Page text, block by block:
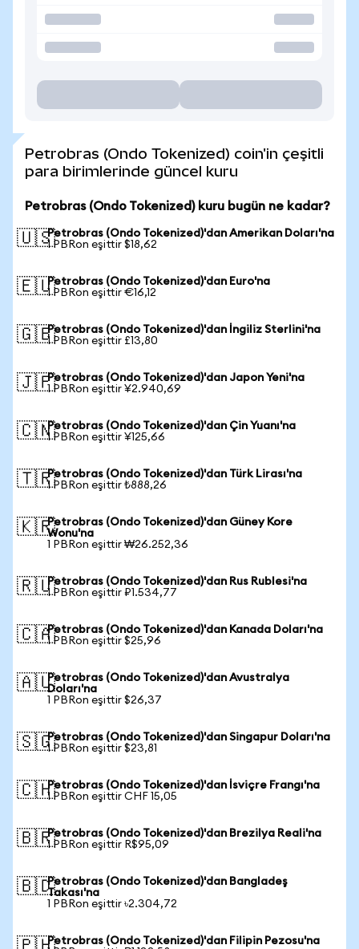
Petrobras (Ondo Tokenized) coin'in çeşitli
para birimlerinde güncel kuru
Petrobras (Ondo Tokenized) kuru bugün ne kadar?
🇺🇸Petrobras (Ondo Tokenized)'dan Amerikan Doları'na
1 PBRon eşittir $18,62
🇪🇺Petrobras (Ondo Tokenized)'dan Euro'na
1 PBRon eşittir €16,12
🇬🇧Petrobras (Ondo Tokenized)'dan İngiliz Sterlini'na
1 PBRon eşittir £13,80
🇯🇵Petrobras (Ondo Tokenized)'dan Japon Yeni'na
1 PBRon eşittir ¥2.940,69
🇨🇳Petrobras (Ondo Tokenized)'dan Çin Yuanı'na
1 PBRon eşittir ¥125,66
🇹🇷Petrobras (Ondo Tokenized)'dan Türk Lirası'na
1 PBRon eşittir ₺888,26
🇰🇷Petrobras (Ondo Tokenized)'dan Güney Kore
Wonu'na
1 PBRon eşittir ₩26.252,36
🇷🇺Petrobras (Ondo Tokenized)'dan Rus Rublesi'na
1 PBRon eşittir ₽1.534,77
🇨🇦Petrobras (Ondo Tokenized)'dan Kanada Doları'na
1 PBRon eşittir $25,96
🇦🇺Petrobras (Ondo Tokenized)'dan Avustralya
Doları'na
1 PBRon eşittir $26,37
🇸🇬Petrobras (Ondo Tokenized)'dan Singapur Doları'na
1 PBRon eşittir $23,81
🇨🇭Petrobras (Ondo Tokenized)'dan İsviçre Frangı'na
1 PBRon eşittir CHF 15,05
🇧🇷Petrobras (Ondo Tokenized)'dan Brezilya Reali'na
1 PBRon eşittir R$95,09
🇧🇩Petrobras (Ondo Tokenized)'dan Bangladeş
Takası'na
1 PBRon eşittir ৳2.304,72
Petrobras (Ondo Tokenized)'dan Filipin Pezosu'na